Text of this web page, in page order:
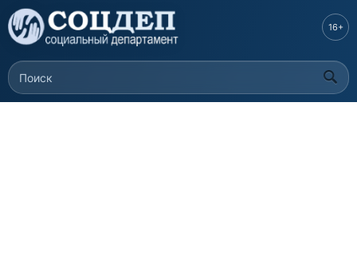
Перейти к
основному
содержанию
Форма поиска
Поиск
16+